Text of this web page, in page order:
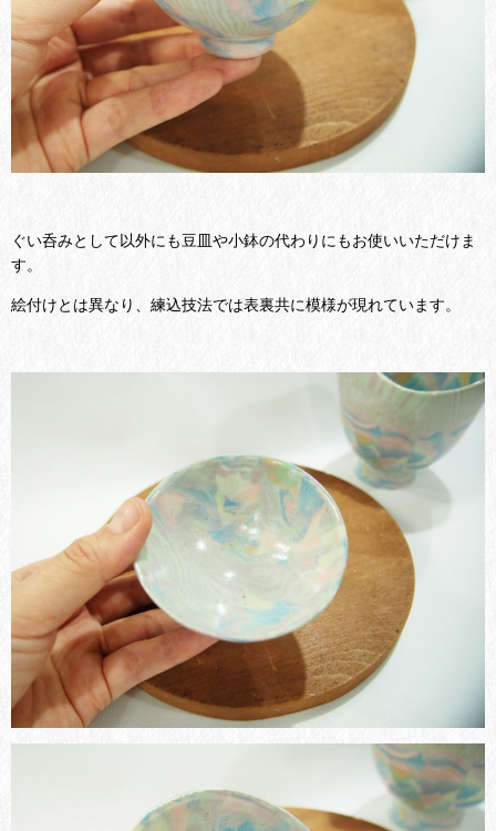
ぐい呑みとして以外にも豆皿や小鉢の代わりにもお使いいただけま
す。
絵付けとは異なり、練込技法では表裏共に模様が現れています。